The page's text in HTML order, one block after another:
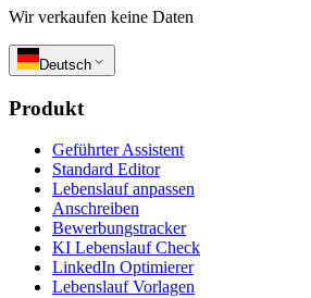
Wir verkaufen keine Daten
Deutsch
Produkt
Geführter Assistent
Standard Editor
Lebenslauf anpassen
Anschreiben
Bewerbungstracker
KI Lebenslauf Check
LinkedIn Optimierer
Lebenslauf Vorlagen